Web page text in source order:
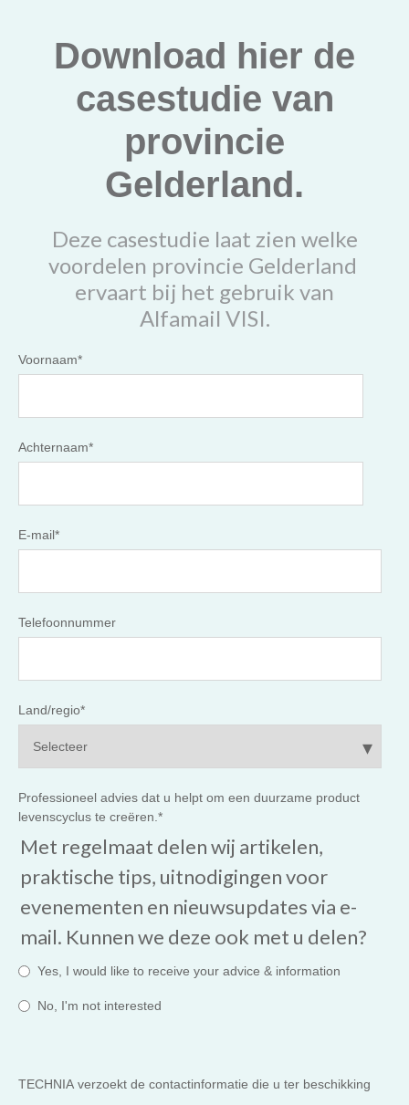
Download hier de
casestudie van
provincie
Gelderland.
Deze casestudie laat zien welke
voordelen provincie Gelderland
ervaart bij het gebruik van
Alfamail VISI.
Voornaam*
Achternaam*
E-mail*
Telefoonnummer
Land/regio*
Professioneel advies dat u helpt om een duurzame product
levenscyclus te creëren.*
Met regelmaat delen wij artikelen,
praktische tips, uitnodigingen voor
evenementen en nieuwsupdates via e-
mail. Kunnen we deze ook met u delen?
Yes, I would like to receive your advice & information
No, I'm not interested
TECHNIA verzoekt de contactinformatie die u ter beschikking